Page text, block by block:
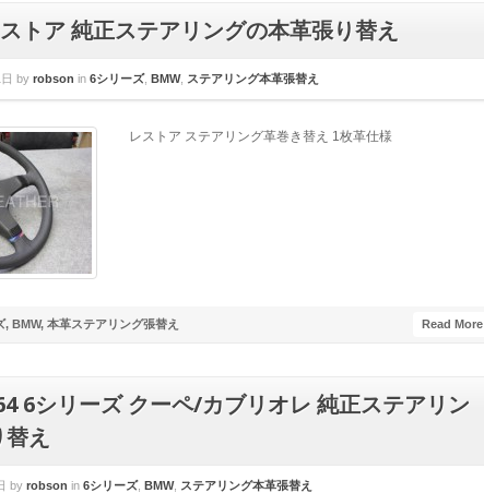
トア 純正ステアリングの本革張り替え
by robson in 6シリーズ, BMW, ステアリング本革張替え
レストア ステアリング革巻き替え 1枚革仕様
, BMW, 本革ステアリング張替え Read More
6シリーズ クーペ/カブリオレ 純正ステアリン
え
by robson in 6シリーズ, BMW, ステアリング本革張替え